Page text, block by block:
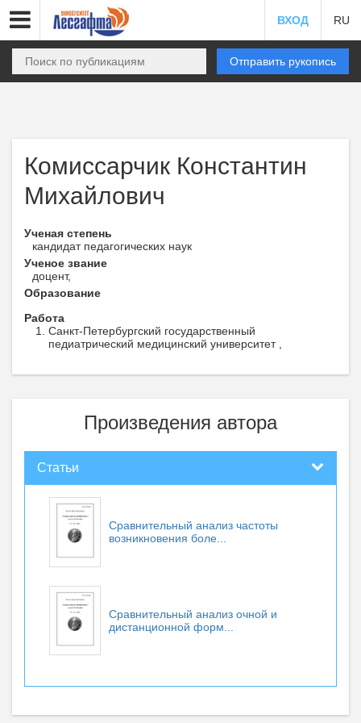
ВХОД RU
Отправить рукопись
Комиссарчик Константин
Михайлович
Ученая степень
кандидат педагогических наук
Ученое звание
доцент,
Образование
Работа
Санкт-Петербургский государственный
педиатрический медицинский университет ,
Произведения автора
Статьи
Сравнительный анализ частоты
возникновения боле...
Сравнительный анализ очной и
дистанционной форм...